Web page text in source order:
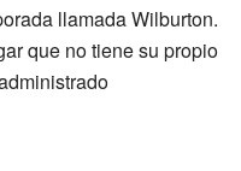
llamada Wilburton.
que no tiene su propio